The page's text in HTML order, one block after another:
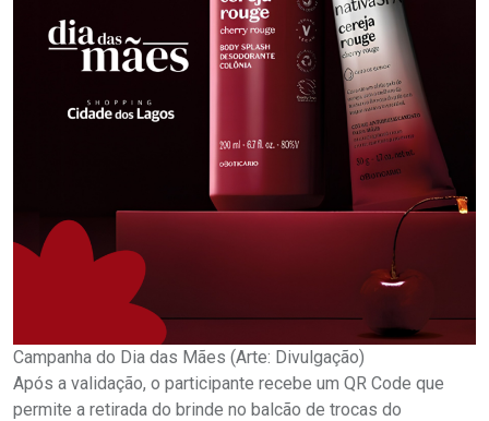
Campanha do Dia das Mães (Arte: Divulgação)
Após a validação, o participante recebe um QR Code que
permite a retirada do brinde no balcão de trocas do